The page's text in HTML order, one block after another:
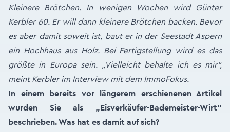
Kleinere Brötchen. In wenigen Wochen wird Günter
Kerbler 60. Er will dann kleinere Brötchen backen. Bevor
es aber damit soweit ist, baut er in der Seestadt Aspern
ein Hochhaus aus Holz. Bei Fertigstellung wird es das
größte in Europa sein. „Vielleicht behalte ich es mir“,
meint Kerbler im Interview mit dem ImmoFokus.
In einem bereits vor längerem erschienenen Artikel
wurden Sie als „Eisverkäufer-Bademeister-Wirt“
beschrieben. Was hat es damit auf sich?